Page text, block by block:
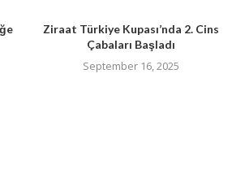
Ziraat Türkiye Kupası’nda 2. Cins
Çabaları Başladı
September 16, 2025